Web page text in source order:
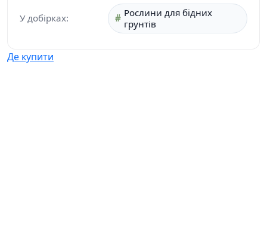
У добірках:
Рослини для бідних
грунтів
Де купити